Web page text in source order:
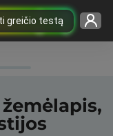
greičio testą